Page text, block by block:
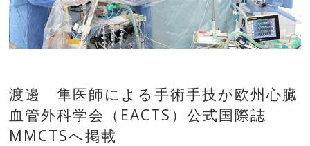
渡邊 隼医師による手術手技が欧州心臓
血管外科学会（EACTS）公式国際誌
MMCTSへ掲載